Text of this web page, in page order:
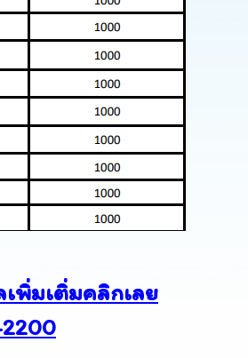
พิ่มเติ่มคลิกเลย